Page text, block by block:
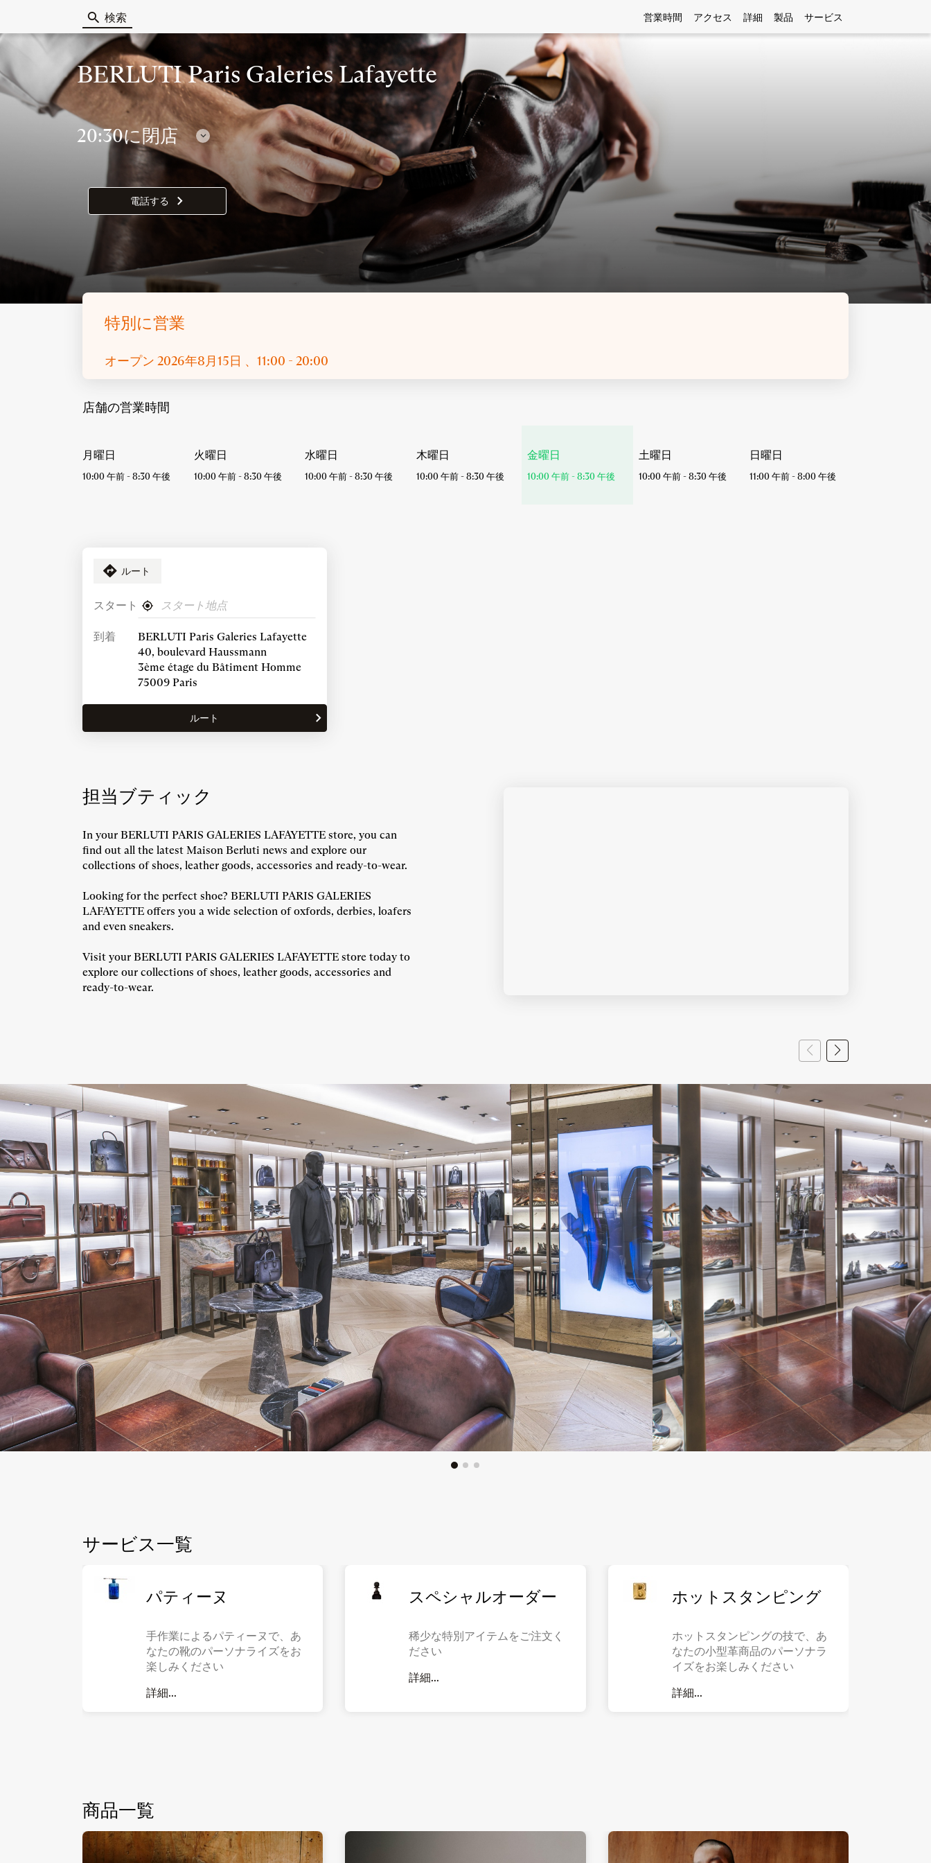
検索 営業時間 アクセス 詳細 製品 サービス
Berluti
BERLUTI Paris Galeries Lafayette
20:30に閉店
営
業
電話するBERLUTI
PARIS
店
舗
特別に営業
オープン 2026年8月15日 、11:00 - 20:00
店舗の営業時間
月曜日
10:00 午前-8:30 午後
火曜日
10:00 午前 -8:30 午後
水曜日
10:00 午前-8:30 午後
木曜日
10:00 午前 -8:30 午後
今
日
金曜日
10:00 午前 -8:30 午後
土曜日
10:00 午前-8:30 午後
日曜日
11:00 午前 -8:00 午後
ルート
スタート 、
の
店
舗
を
現
地
の
近
く
到着
BERLUTI Paris Galeries Lafayette
40, boulevard Haussmann
3ème étage du Bâtiment Homme
75009 Paris
ルートBERLUTI
PARIS
舗
担当ブティック
In your BERLUTI PARIS GALERIES LAFAYETTE store, you can
find out all the latest Maison Berluti news and explore our
collections of shoes, leather goods, accessories and ready-to-wear.
Looking for the perfect shoe? BERLUTI PARIS GALERIES
LAFAYETTE offers you a wide selection of oxfords, derbies, loafers
and even sneakers.
Visit your BERLUTI PARIS GALERIES LAFAYETTE store today to
explore our collections of shoes, leather goods, accessories and
ready-to-wear.
サービス一覧
パティーヌ
手作業によるパティーヌで、あ
なたの靴のパーソナライズをお
楽しみください
詳細...
スペシャルオーダー
稀少な特別アイテムをご注文く
ださい
詳細...
ホットスタンピング
ホットスタンピングの技で、あ
なたの小型革商品のパーソナラ
イズをお楽しみください
詳細...
商品一覧